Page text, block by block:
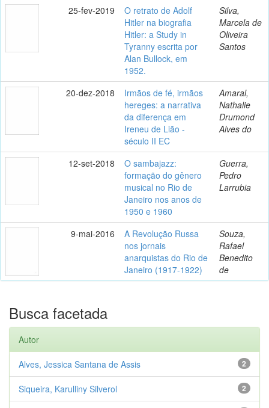
25-fev-2019
O retrato de Adolf
Hitler na biografia
Hitler: a Study in
Tyranny escrita por
Alan Bullock, em
1952.
Silva,
Marcela de
Oliveira
Santos
20-dez-2018
Irmãos de fé, irmãos
hereges: a narrativa
da diferença em
Ireneu de Lião -
século II EC
Amaral,
Nathalie
Drumond
Alves do
12-set-2018
O sambajazz:
formação do gênero
musical no Rio de
Janeiro nos anos de
1950 e 1960
Guerra,
Pedro
Larrubia
9-mai-2016
A Revolução Russa
nos jornais
anarquistas do Rio de
Janeiro (1917-1922)
Souza,
Rafael
Benedito
de
Busca facetada
Autor
2
Alves, Jessica Santana de Assis
2
Siqueira, Karulliny Silverol